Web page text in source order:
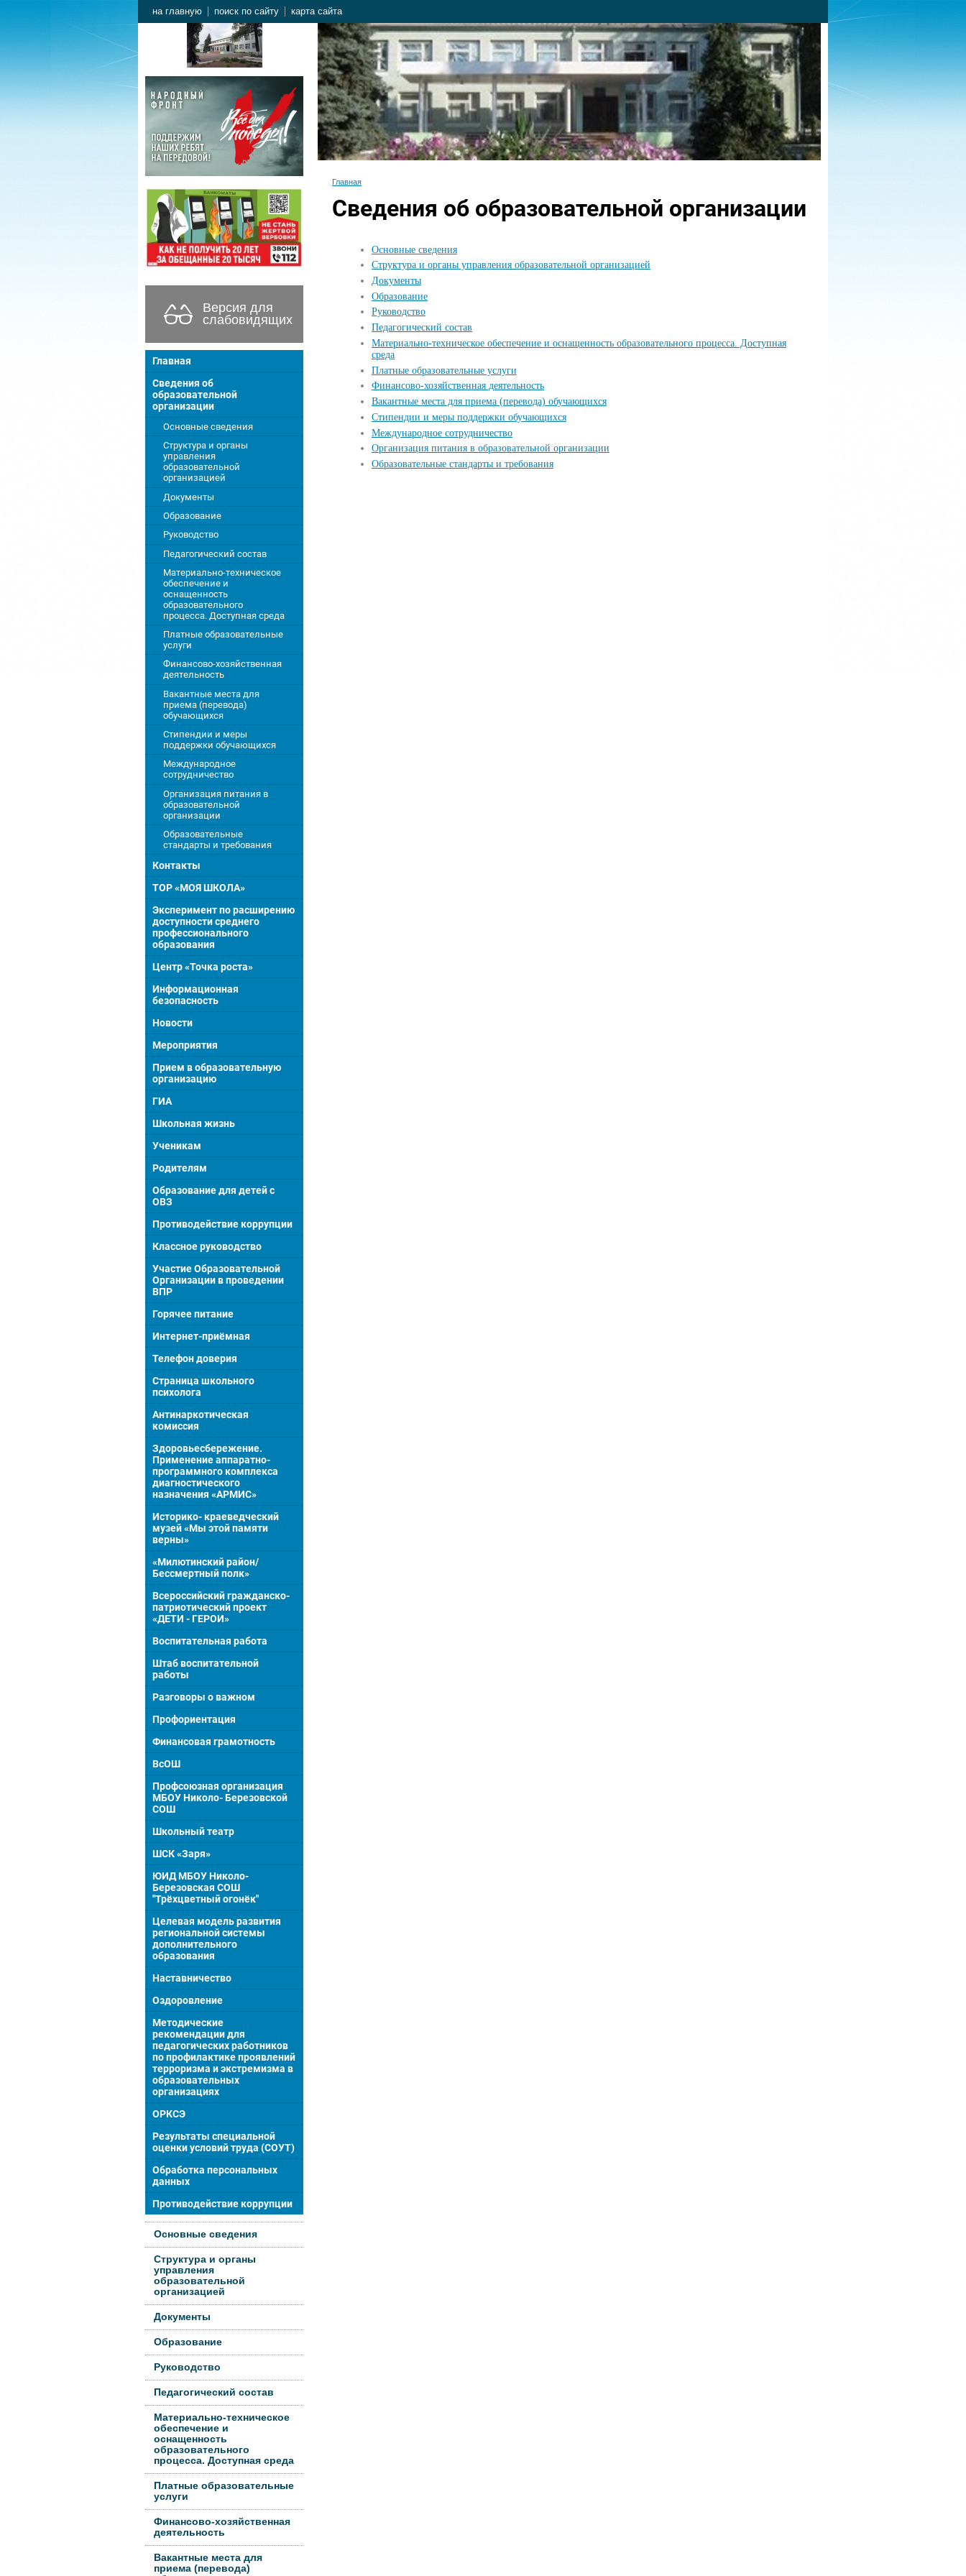
на главную поиск по сайту карта сайта
Версия для
слабовидящих
Главная
Сведения об
образовательной
организации
Основные сведения
Структура и органы
управления
образовательной
организацией
Документы
Образование
Руководство
Педагогический состав
Материально-техническое
обеспечение и
оснащенность
образовательного
процесса. Доступная среда
Платные образовательные
услуги
Финансово-хозяйственная
деятельность
Вакантные места для
приема (перевода)
обучающихся
Стипендии и меры
поддержки обучающихся
Международное
сотрудничество
Организация питания в
образовательной
организации
Образовательные
стандарты и требования
Контакты
ТОР «МОЯ ШКОЛА»
Эксперимент по расширению
доступности среднего
профессионального
образования
Центр «Точка роста»
Информационная
безопасность
Новости
Мероприятия
Прием в образовательную
организацию
ГИА
Школьная жизнь
Ученикам
Родителям
Образование для детей с
ОВЗ
Противодействие коррупции
Классное руководство
Участие Образовательной
Организации в проведении
ВПР
Горячее питание
Интернет-приёмная
Телефон доверия
Страница школьного
психолога
Антинаркотическая
комиссия
Здоровьесбережение.
Применение аппаратно-
программного комплекса
диагностического
назначения «АРМИС»
Историко- краеведческий
музей «Мы этой памяти
верны»
«Милютинский район/
Бессмертный полк»
Всероссийский гражданско-
патриотический проект
«ДЕТИ - ГЕРОИ»
Воспитательная работа
Штаб воспитательной
работы
Разговоры о важном
Профориентация
Финансовая грамотность
ВсОШ
Профсоюзная организация
МБОУ Николо- Березовской
СОШ
Школьный театр
ШСК «Заря»
ЮИД МБОУ Николо-
Березовская СОШ
"Трёхцветный огонёк"
Целевая модель развития
региональной системы
дополнительного
образования
Наставничество
Оздоровление
Методические
рекомендации для
педагогических работников
по профилактике проявлений
терроризма и экстремизма в
образовательных
организациях
ОРКСЭ
Результаты специальной
оценки условий труда (СОУТ)
Обработка персональных
данных
Противодействие коррупции
Основные сведения
Структура и органы
управления
образовательной
организацией
Документы
Образование
Руководство
Педагогический состав
Материально-техническое
обеспечение и
оснащенность
образовательного
процесса. Доступная среда
Платные образовательные
услуги
Финансово-хозяйственная
деятельность
Вакантные места для
приема (перевода)
Главная
Сведения об образовательной организации
Основные сведения
Структура и органы управления образовательной организацией
Документы
Образование
Руководство
Педагогический состав
Материально-техническое обеспечение и оснащенность образовательного процесса. Доступная
среда
Платные образовательные услуги
Финансово-хозяйственная деятельность
Вакантные места для приема (перевода) обучающихся
Стипендии и меры поддержки обучающихся
Международное сотрудничество
Организация питания в образовательной организации
Образовательные стандарты и требования